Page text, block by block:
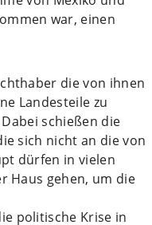
war, einen
die von ihnen
Landesteile zu
schießen die
sich nicht an die von
dürfen in vielen
Haus gehen, um die
politische Krise in